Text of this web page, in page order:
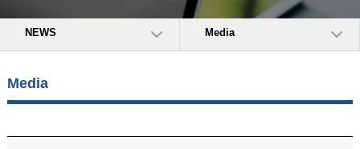
NEWS Media
Media